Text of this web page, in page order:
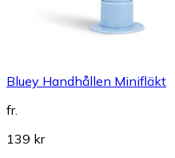
Bluey Handhållen Minifläkt
fr.
139 kr